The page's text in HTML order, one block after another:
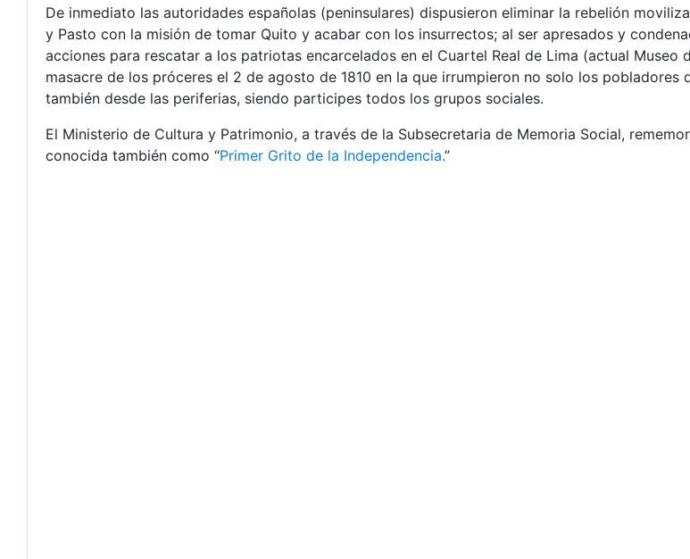
De inmediato las autoridades españolas (peninsulares) dispusieron eliminar la rebelión
y Pasto con la misión de tomar Quito y acabar con los insurrectos; al ser apresados y
acciones para rescatar a los patriotas encarcelados en el Cuartel Real de Lima (actual Museo
masacre de los próceres el 2 de agosto de 1810 en la que irrumpieron no solo los pobladores
también desde las periferias, siendo participes todos los grupos sociales.
El Ministerio de Cultura y Patrimonio, a través de la Subsecretaria de Memoria Social,
conocida también como “Primer Grito de la Independencia.”